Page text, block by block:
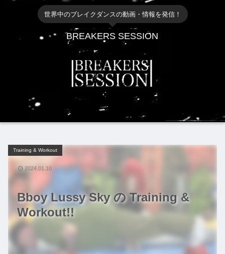
世界中のブレイクダンスの動画・情報を発信！
BREAKERS SESSION
Bboy Lussy Sky の Training &
Workout!!
Training & Workout
2024.01.10